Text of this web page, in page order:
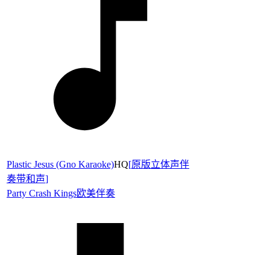
Plastic Jesus (Gno Karaoke)HQ[原版立体声伴
奏带和声]
Party Crash Kings欧美伴奏